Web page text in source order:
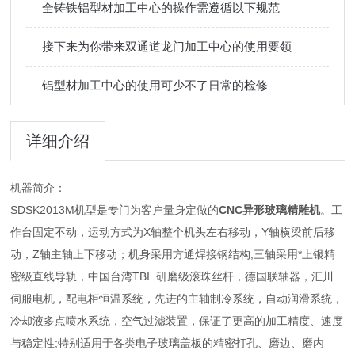
全铸铁铝型材加工中心的操作需遵循以下规范
接下来为你带来双通道龙门加工中心的使用要领
铝型材加工中心的使用可少不了日常的检修
详细介绍
机器简介：
SDSK2013M机型是专门为客户量身定做的CNC异形玻璃精雕机。工
作台固定不动，运动方式为X轴整个机头左右移动，Y轴横梁前后移
动，Z轴主轴上下移动；机身采用方通焊接钢结构;三轴采用*上银精
密级直线导轨，中国台湾TBI 研磨级滚珠丝杆，德国联轴器，汇川
伺服电机，配电柜恒温系统，先进的主轴制冷系统，自动润滑系统，
冷却液多点喷水系统，空气过滤装置，保证了更高的加工精度、速度
与稳定性;特别适用于各类电子玻璃盖板的精密打孔、磨边、磨内